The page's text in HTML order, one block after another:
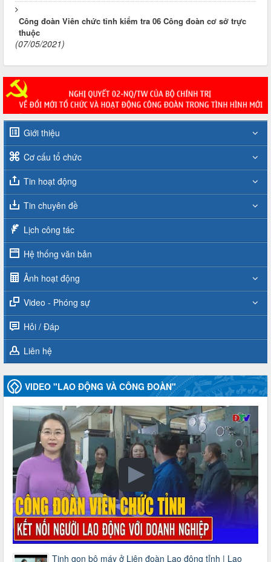
Công đoàn Viên chức tỉnh kiểm tra 06 Công đoàn cơ sở trực
thuộc
(07/05/2021)
Giới thiệu
Cơ cấu tổ chức
Tin hoạt động
Tin chuyên đề
Lịch công tác
Hệ thống văn bản
Ảnh hoạt động
Video - Phóng sự
Hỏi / Đáp
Liên hệ
VIDEO "LAO ĐỘNG VÀ CÔNG ĐOÀN"
Tinh gọn bộ máy ở Liên đoàn Lao động tỉnh | Lao